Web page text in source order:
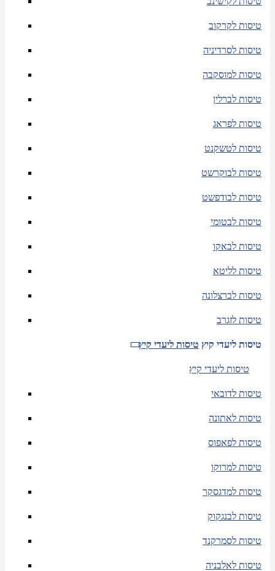
טיסות לקרקוב
טיסות לסרדיניה
טיסות למוסקבה
טיסות לברלין
טיסות לפראג
טיסות לטשקנט
טיסות לבוקרשט
טיסות לבודפשט
טיסות לבטומי
טיסות לבאקו
טיסות לליטא
טיסות לברצלונה
טיסות לזגרב
טיסות ליעדי קיץ טיסות ליעדי קיץ
טיסות ליעדי קיץ
טיסות לדובאי
טיסות לאתונה
טיסות לפאפוס
טיסות למרוקו
טיסות למדגסקר
טיסות לבנגקוק
טיסות לסמרקנד
טיסות לאלבניה